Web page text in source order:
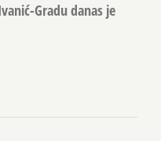
Gradu danas je